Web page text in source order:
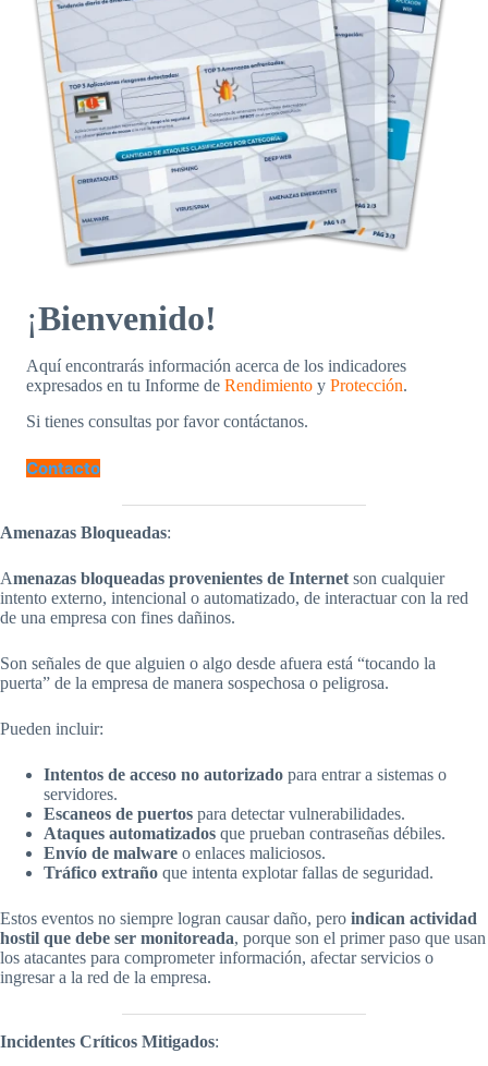
¡Bienvenido!
Aquí encontrarás información acerca de los indicadores
expresados en tu Informe de Rendimiento y Protección.
Si tienes consultas por favor contáctanos.
Contacto
Amenazas Bloqueadas:
Amenazas bloqueadas provenientes de Internet son cualquier
intento externo, intencional o automatizado, de interactuar con la red
de una empresa con fines dañinos.
Son señales de que alguien o algo desde afuera está “tocando la
puerta” de la empresa de manera sospechosa o peligrosa.
Pueden incluir:
Intentos de acceso no autorizado para entrar a sistemas o
servidores.
Escaneos de puertos para detectar vulnerabilidades.
Ataques automatizados que prueban contraseñas débiles.
Envío de malware o enlaces maliciosos.
Tráfico extraño que intenta explotar fallas de seguridad.
Estos eventos no siempre logran causar daño, pero indican actividad
hostil que debe ser monitoreada, porque son el primer paso que usan
los atacantes para comprometer información, afectar servicios o
ingresar a la red de la empresa.
Incidentes Críticos Mitigados: